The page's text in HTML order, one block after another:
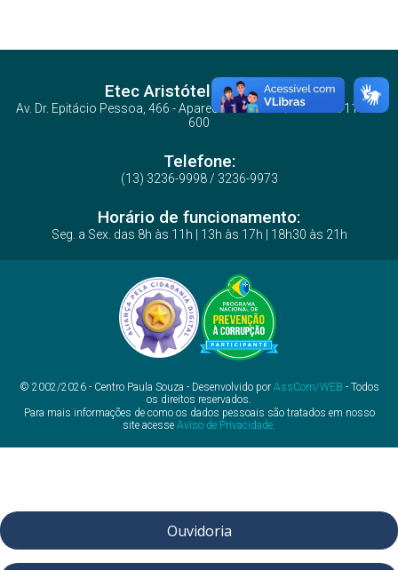
Etec Aristóteles Ferreira
Av. Dr. Epitácio Pessoa, 466 - Aparecida - Santos/SP - CEP: 11030-
600
Telefone:
(13) 3236-9998 / 3236-9973
Horário de funcionamento:
Seg. a Sex. das 8h às 11h | 13h às 17h | 18h30 às 21h
© 2002/2026 - Centro Paula Souza - Desenvolvido por AssCom/WEB - Todos
os direitos reservados.
Para mais informações de como os dados pessoais são tratados em nosso
site acesse Aviso de Privacidade.
Ouvidoria